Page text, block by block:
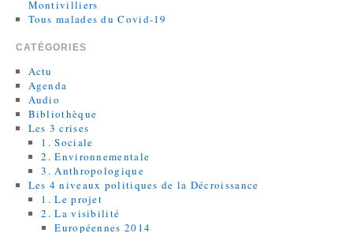
Montivilliers
Tous malades du Covid-19
CATÉGORIES
Actu
Agenda
Audio
Bibliothèque
Les 3 crises
1. Sociale
2. Environnementale
3. Anthropologique
Les 4 niveaux politiques de la Décroissance
1. Le projet
2. La visibilité
Européennes 2014